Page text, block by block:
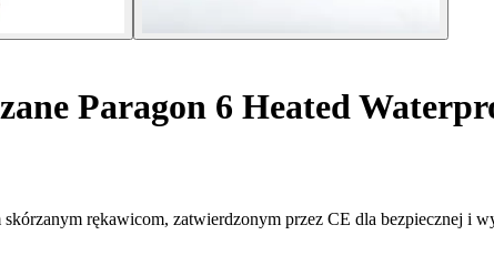
Paragon 6 Heated
rękawicom, zatwierdzonym przez CE dla bezpiecznej i